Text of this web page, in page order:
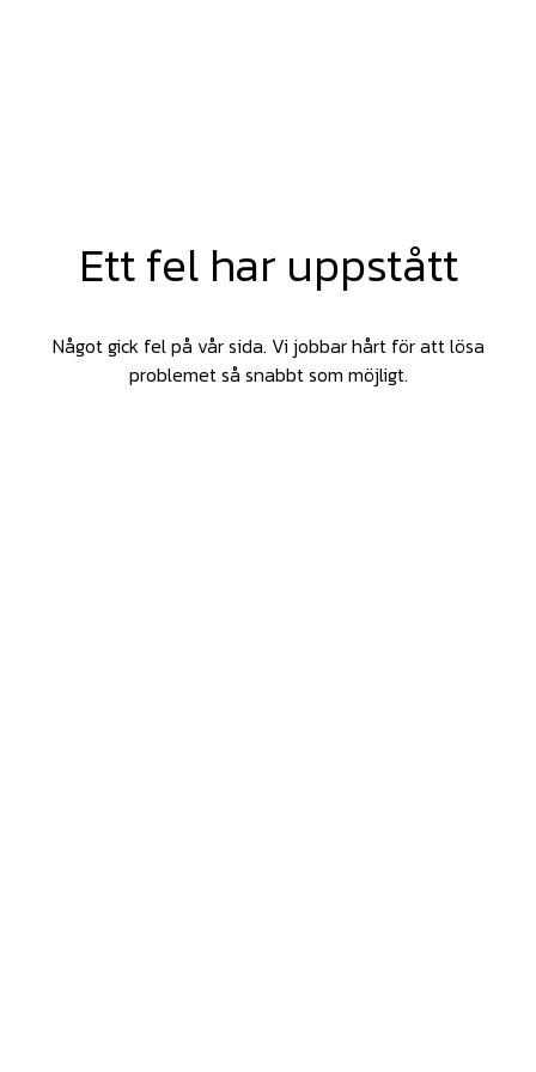
Ett fel har uppstått
Något gick fel på vår sida. Vi jobbar hårt för att lösa
problemet så snabbt som möjligt.